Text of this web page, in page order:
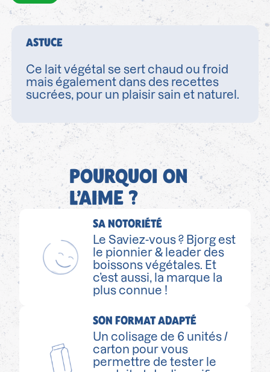
ASTUCE
Ce lait végétal se sert chaud ou froid
mais également dans des recettes
sucrées, pour un plaisir sain et naturel.
POURQUOI ON
L’AIME ?
SA NOTORIÉTÉ
Le Saviez-vous ? Bjorg est
le pionnier & leader des
boissons végétales. Et
c’est aussi, la marque la
plus connue !
SON FORMAT ADAPTÉ
Un colisage de 6 unités /
carton pour vous
permettre de tester le